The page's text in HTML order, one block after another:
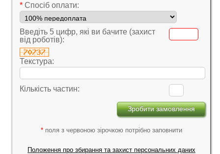
* Cпосіб оплати:
Введіть 5 цифр, які ви бачите (захист
від роботів):
Текстура:
Кількість частин:
* поля з червоною зірочкою потрібно заповнити
Положення про збирання та захист персональних даних